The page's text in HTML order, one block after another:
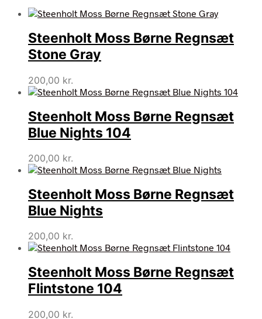
Steenholt Moss Børne Regnsæt
Stone Gray
200,00 kr.
Steenholt Moss Børne Regnsæt
Blue Nights 104
200,00 kr.
Steenholt Moss Børne Regnsæt
Blue Nights
200,00 kr.
Steenholt Moss Børne Regnsæt
Flintstone 104
200,00 kr.